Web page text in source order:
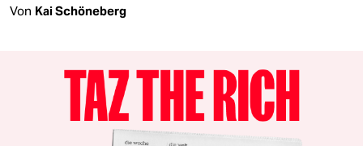
Von Kai Schöneberg